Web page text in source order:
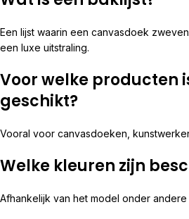
Een lijst waarin een canvasdoek
een luxe uitstraling.
Voor welke producten
geschikt?
Vooral voor canvasdoeken,
Welke kleuren zijn
Afhankelijk van het model onder